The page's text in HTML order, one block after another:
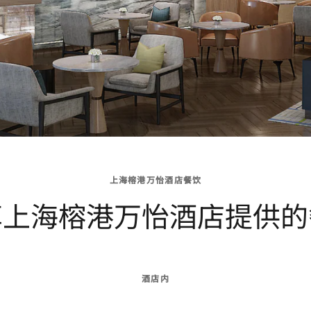
上海榕港万怡酒店餐饮
海榕港万怡酒店提供
酒店内